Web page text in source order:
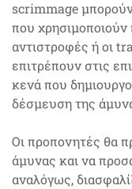
scrimmage
που
αντιστροφές ή οι
επιτρέπουν στις
κενά που
δέσμευση της
Οι προπονητές θα
άμυνας και να
αναλόγως,